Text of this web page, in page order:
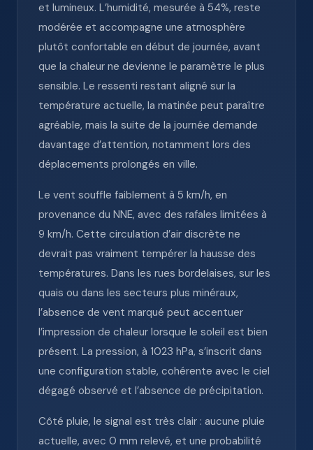
et lumineux. L’humidité, mesurée à 54%, reste
modérée et accompagne une atmosphère
plutôt confortable en début de journée, avant
que la chaleur ne devienne le paramètre le plus
sensible. Le ressenti restant aligné sur la
température actuelle, la matinée peut paraître
agréable, mais la suite de la journée demande
davantage d’attention, notamment lors des
déplacements prolongés en ville.
Le vent souffle faiblement à 5 km/h, en
provenance du NNE, avec des rafales limitées à
9 km/h. Cette circulation d’air discrète ne
devrait pas vraiment tempérer la hausse des
températures. Dans les rues bordelaises, sur les
quais ou dans les secteurs plus minéraux,
l’absence de vent marqué peut accentuer
l’impression de chaleur lorsque le soleil est bien
présent. La pression, à 1023 hPa, s’inscrit dans
une configuration stable, cohérente avec le ciel
dégagé observé et l’absence de précipitation.
Côté pluie, le signal est très clair : aucune pluie
actuelle, avec 0 mm relevé, et une probabilité